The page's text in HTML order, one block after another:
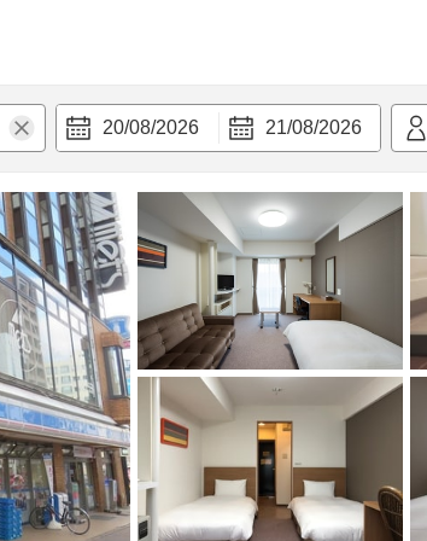
20/08/2026 21/08/2026
bật Tiện nghi